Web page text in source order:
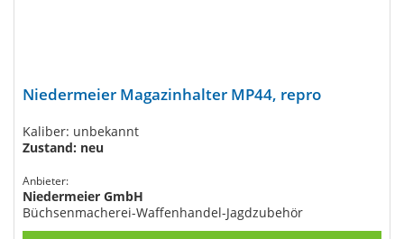
Niedermeier Magazinhalter MP44, repro
Kaliber: unbekannt
Zustand: neu
Anbieter:
Niedermeier GmbH
Büchsenmacherei-Waffenhandel-Jagdzubehör